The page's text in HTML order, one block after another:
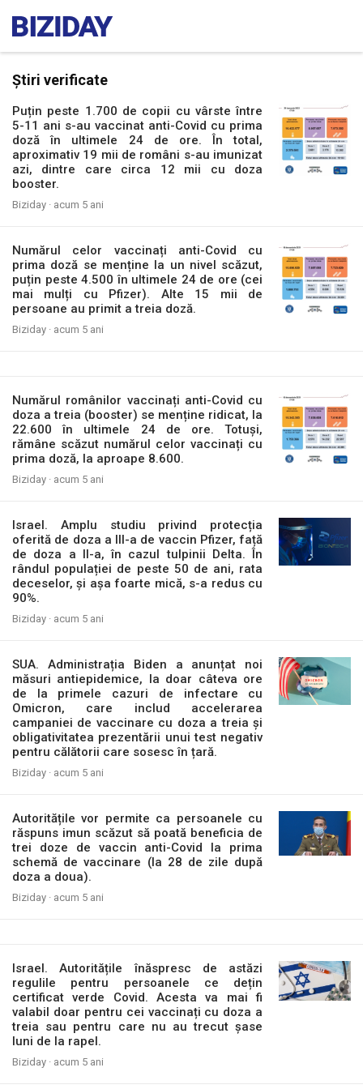
Știri verificate
Puțin peste 1.700 de copii cu vârste între
5-11 ani s-au vaccinat anti-Covid cu prima
doză în ultimele 24 de ore. În total,
aproximativ 19 mii de români s-au imunizat
azi, dintre care circa 12 mii cu doza
booster.
Biziday · acum 5 ani
Numărul celor vaccinați anti-Covid cu
prima doză se menține la un nivel scăzut,
puțin peste 4.500 în ultimele 24 de ore (cei
mai mulți cu Pfizer). Alte 15 mii de
persoane au primit a treia doză.
Biziday · acum 5 ani
Numărul românilor vaccinați anti-Covid cu
doza a treia (booster) se menține ridicat, la
22.600 în ultimele 24 de ore. Totuși,
rămâne scăzut numărul celor vaccinați cu
prima doză, la aproape 8.600.
Biziday · acum 5 ani
Israel. Amplu studiu privind protecția
oferită de doza a III-a de vaccin Pfizer, față
de doza a II-a, în cazul tulpinii Delta. În
rândul populației de peste 50 de ani, rata
deceselor, și așa foarte mică, s-a redus cu
90%.
Biziday · acum 5 ani
SUA. Administrația Biden a anunțat noi
măsuri antiepidemice, la doar câteva ore
de la primele cazuri de infectare cu
Omicron, care includ accelerarea
campaniei de vaccinare cu doza a treia și
obligativitatea prezentării unui test negativ
pentru călătorii care sosesc în țară.
Biziday · acum 5 ani
Autoritățile vor permite ca persoanele cu
răspuns imun scăzut să poată beneficia de
trei doze de vaccin anti-Covid la prima
schemă de vaccinare (la 28 de zile după
doza a doua).
Biziday · acum 5 ani
Israel. Autoritățile înăspresc de astăzi
regulile pentru persoanele ce dețin
certificat verde Covid. Acesta va mai fi
valabil doar pentru cei vaccinați cu doza a
treia sau pentru care nu au trecut șase
luni de la rapel.
Biziday · acum 5 ani